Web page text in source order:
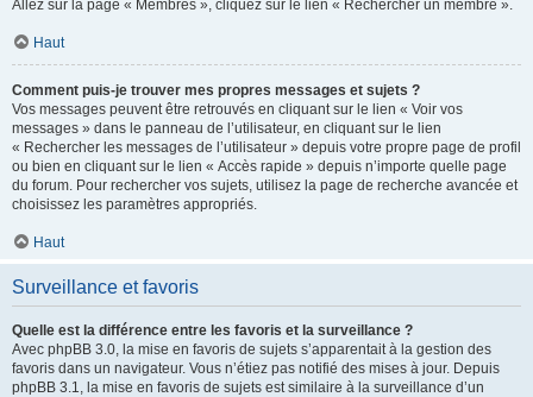
Allez sur la page « Membres », cliquez sur le lien « Rechercher un membre ».
Haut
Comment puis-je trouver mes propres messages et sujets ?
Vos messages peuvent être retrouvés en cliquant sur le lien « Voir vos
messages » dans le panneau de l’utilisateur, en cliquant sur le lien
« Rechercher les messages de l’utilisateur » depuis votre propre page de profil
ou bien en cliquant sur le lien « Accès rapide » depuis n’importe quelle page
du forum. Pour rechercher vos sujets, utilisez la page de recherche avancée et
choisissez les paramètres appropriés.
Haut
Surveillance et favoris
Quelle est la différence entre les favoris et la surveillance ?
Avec phpBB 3.0, la mise en favoris de sujets s’apparentait à la gestion des
favoris dans un navigateur. Vous n’étiez pas notifié des mises à jour. Depuis
phpBB 3.1, la mise en favoris de sujets est similaire à la surveillance d’un